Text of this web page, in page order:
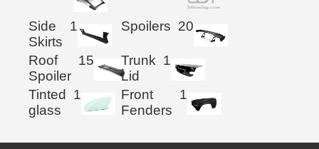
Side
Skirts
1 Spoilers 20
Roof
Spoiler
15
Trunk
Lid
1
Tinted
glass
1
Front
Fenders
1